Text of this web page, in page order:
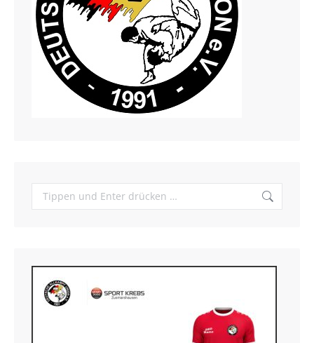
Search: